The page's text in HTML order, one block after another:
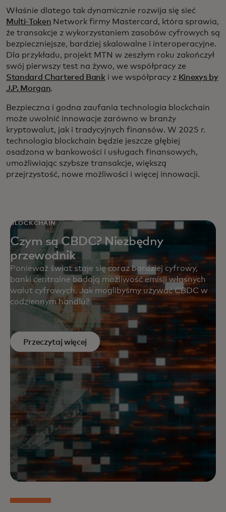
Właśnie dlatego tak dynamicznie rozwija się sieć
Multi-Token Network firmy Mastercard, która sprawia,
że transakcje z wykorzystaniem zasobów cyfrowych są
bezpieczniejsze, bardziej skalowalne i interoperacyjne.
Dla przykładu, projekt MTN w zeszłym roku zakończył
swój pierwszy test na żywo, we współpracy ze
Standard Chartered Bank i we współpracy z Kinexys by
J.P. Morgan.
Bezpieczna i godna zaufania technologia blockchain
może uwolnić innowacje zarówno w branży
kryptowalut, jak i tradycyjnych finansów. W 2025 r.
technologia blockchain będzie jeszcze głębiej
osadzona w bankowości i usługach finansowych,
umożliwiając szybsze transakcje, większą
przejrzystość, nowe możliwości i więcej innowacji.
BLOCKCHAIN
Czym są CBDC? Niezbędny
przewodnik
Ponieważ świat staje się coraz bardziej cyfrowy,
banki centralne badają możliwość emisji własnych
walut cyfrowych. Jak moglibyśmy używać CBDC w
codziennym handlu?
Przeczytaj więcej